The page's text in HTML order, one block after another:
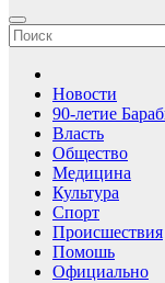
Новости
90-летие
Власть
Общество
Медицина
Культура
Спорт
Происшествия
Помошь
Официально